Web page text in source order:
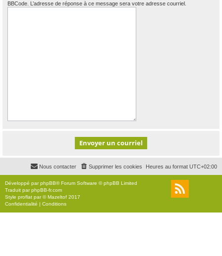
BBCode. L’adresse de réponse à ce message sera votre adresse courriel.
Heures au format UTC+02:00
Supprimer les cookies
Nous contacter
Développé parphpBB® Forum Software © phpBB Limited
Traduit parphpBB-fr.com
Style proflat par ©Mazeltof 2017
Confidentialité | Conditions